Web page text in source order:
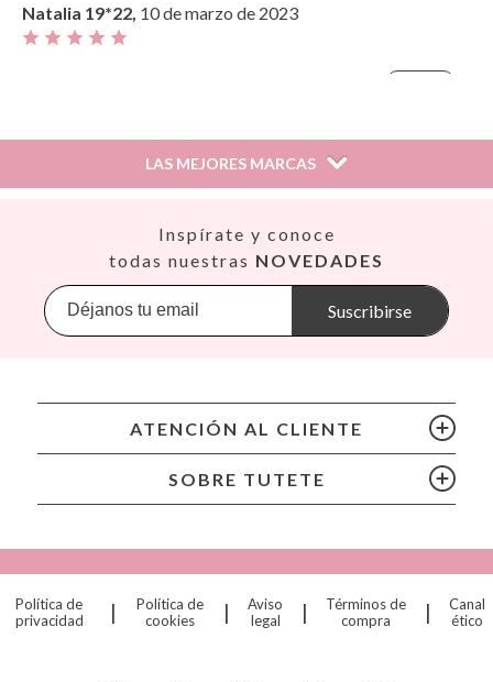
Natalia 19*22, 10 de marzo de 2023
LAS MEJORES MARCAS
Banwood
BIBS
Cristina de Jos'h
Djeco
Inspírate y conoce
todas nuestras NOVEDADES
Suscribirse
ATENCIÓN AL CLIENTE
SOBRE TUTETE
Política de
privacidad
|
Política de
cookies
|
Aviso
legal
|
Términos de
compra
|
Canal
ético